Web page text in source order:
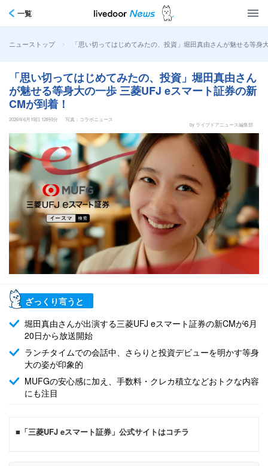
一覧
ニューストップ > 「思い切ってはじめてみたの、投資」堀田真由さんが魅せる等
「思い切ってはじめてみたの、投資」堀田真由さん
が魅せる等身大の一歩 三菱UFJ eスマート証券の新
CMが到着！
2026年6月19日 12時0分
写真：コラボニュース
by ライブドアニュース編集部
ざっくり言うと
堀田真由さんが出演する三菱UFJ eスマート証券の新CMが6月
20日から放送開始
ランチタイムでの会話中、さらりと投資デビューを明かす等身
大の姿が印象的
MUFGの安心感に加え、手数料・クレカ積立などおトクな内容
にも注目
■「三菱UFJ eスマート証券」公式サイトはコチラ